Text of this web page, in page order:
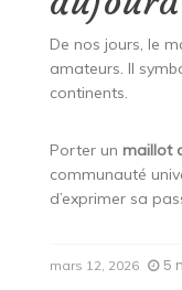
De nos jours, le
amateurs. Il
continents.
Porter un maillot
communauté
d’exprimer sa
mars 12, 2026 5